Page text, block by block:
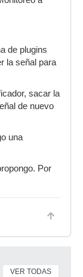
de plugins
la señal para
sacar la
de nuevo
una
Por
VER TODAS